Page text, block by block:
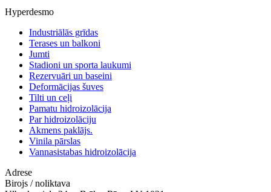
Hyperdesmo
Industriālās grīdas
Terases un balkoni
Jumti
Stadioni un sporta laukumi
Rezervuāri un baseini
Deformācijas šuves
Tilti un ceļi
Pamatu hidroizolācija
Par hidroizolāciju
Akmens paklājs.
Vinila pārslas
Vannasistabas hidroizolācija
Adrese
Birojs / noliktava